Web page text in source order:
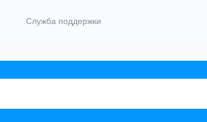
Служба поддержки